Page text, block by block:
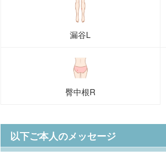
漏谷L
臀中根R
以下ご本人のメッセージ